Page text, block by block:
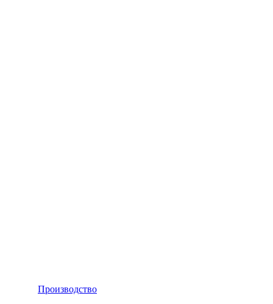
Производство